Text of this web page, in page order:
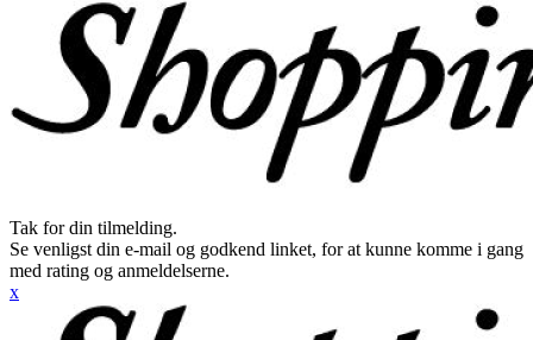
Tak for din tilmelding.
Se venligst din e-mail og godkend linket, for at kunne komme i gang
med rating og anmeldelserne.
x